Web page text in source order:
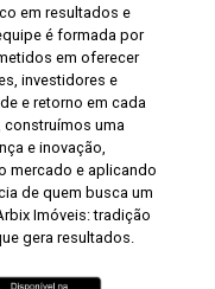
em resultados e
é formada por
em oferecer
investidores e
e retorno em cada
uma
e inovação,
mercado e aplicando
de quem busca um
Imóveis: tradição
gera resultados.